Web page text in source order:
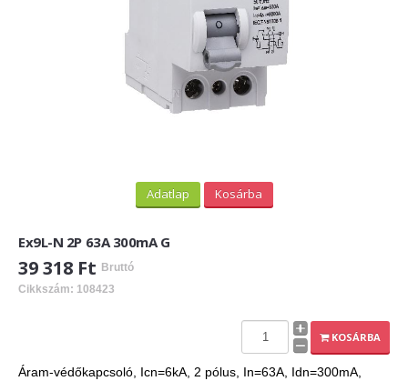
Adatlap Kosárba
Ex9L-N 2P 63A 300mA G
39 318 Ft Bruttó
Cikkszám: 108423
KOSÁRBA
Áram-védőkapcsoló, Icn=6kA, 2 pólus, In=63A, Idn=300mA,